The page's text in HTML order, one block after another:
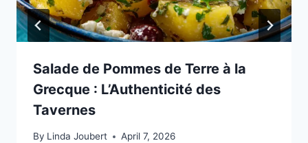
Salade de Pommes de Terre à la
Grecque : L’Authenticité des
Tavernes
By Linda Joubert April 7, 2026